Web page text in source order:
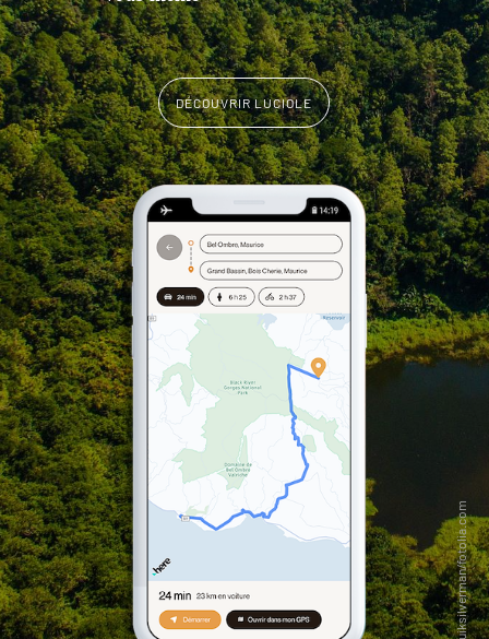
DÉCOUVRIR LUCIOLE